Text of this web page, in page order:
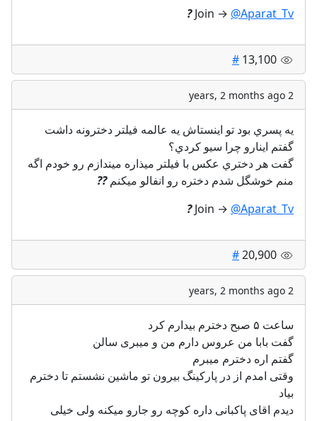
Join → @Aparat_Tv
?
#
2 years, 2 months ago
يه پسري بود تو اينستاش يه عالمه فيلتر دخترونه داشت
گفتم اينارو چرا سيو كردي؟
گفت هر دختري عكس با فيلتر ميذاره ميندازم رو خودم اگه
منم خوشگل شدم دختره رو انفالو ميكنم?
?
Join → @Aparat_Tv
?
#
2 years, 2 months ago
ساعت ۵ صبح دخترم بیدارم کرد
گفت بابا من عروس دارم من و میبری سالن
گفتم اره دخترم میبرم
وقتی امدم از در پارکینگ بیرون تو ماشین نشستم تا دخترم
بیاد
دیدم اقای پاکبانی داره کوچه رو جارو میکنه ولی خیلی